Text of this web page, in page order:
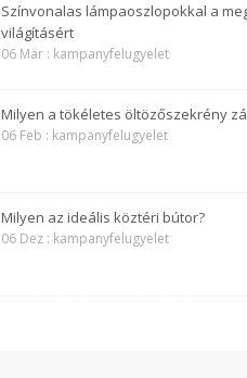
Színvonalas lámpaoszlopokkal a
világításért
06 Mär : kampanyfelugyelet
Milyen a tökéletes öltözőszekrény
06 Feb : kampanyfelugyelet
Milyen az ideális köztéri bútor?
06 Dez : kampanyfelugyelet